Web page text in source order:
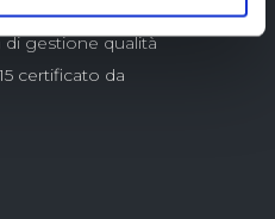
di gestione qualità
certificato da